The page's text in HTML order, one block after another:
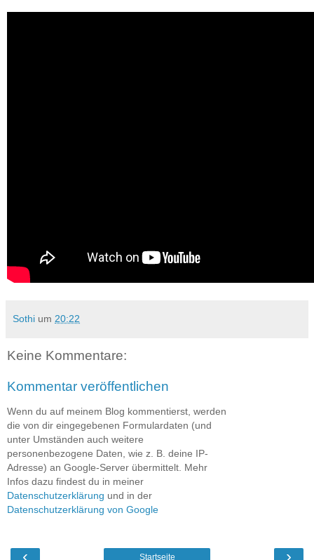
Sothi um 20:22
Keine Kommentare:
Kommentar veröffentlichen
Wenn du auf meinem Blog kommentierst, werden
die von dir eingegebenen Formulardaten (und
unter Umständen auch weitere
personenbezogene Daten, wie z. B. deine IP-
Adresse) an Google-Server übermittelt. Mehr
Infos dazu findest du in meiner
Datenschutzerklärung und in der
Datenschutzerklärung von Google
‹ ›
Startseite